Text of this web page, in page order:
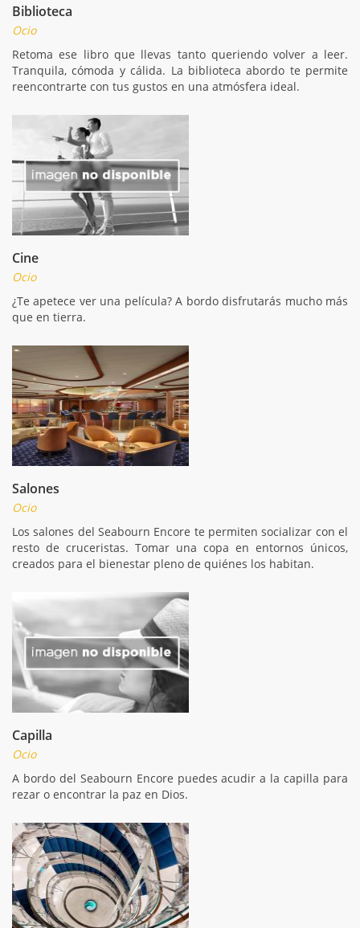
Biblioteca
Ocio
Retoma ese libro que llevas tanto queriendo volver a leer.
Tranquila, cómoda y cálida. La biblioteca abordo te permite
reencontrarte con tus gustos en una atmósfera ideal.
Cine
Ocio
¿Te apetece ver una película? A bordo disfrutarás mucho más
que en tierra.
Salones
Ocio
Los salones del Seabourn Encore te permiten socializar con el
resto de cruceristas. Tomar una copa en entornos únicos,
creados para el bienestar pleno de quiénes los habitan.
Capilla
Ocio
A bordo del Seabourn Encore puedes acudir a la capilla para
rezar o encontrar la paz en Dios.